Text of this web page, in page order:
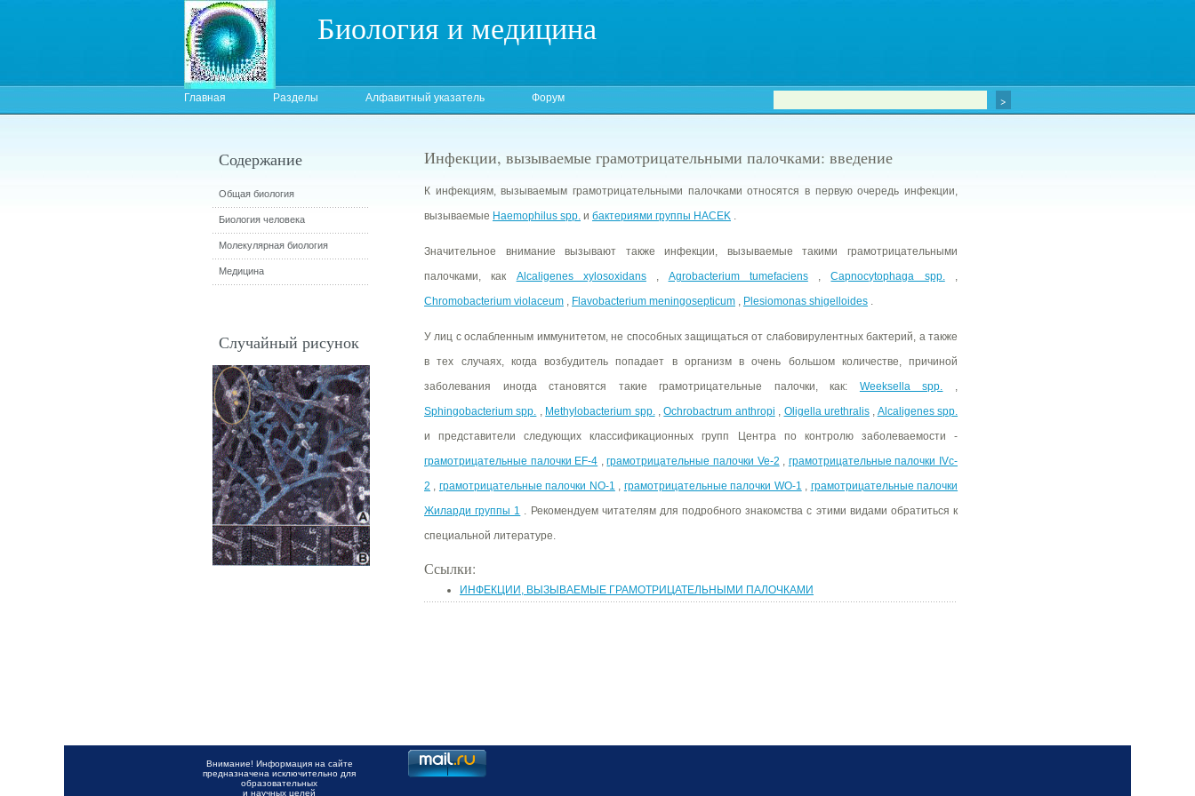
Биология и медицина
Главная Разделы Алфавитный указатель Форум
Инфекции, вызываемые грамотрицательными палочками: введение
К инфекциям, вызываемым грамотрицательными палочками относятся в первую очередь инфекции,
вызываемые Haemophilus spp. и бактериями группы HACEK .
Значительное внимание вызывают также инфекции, вызываемые такими грамотрицательными
палочками, как Alcaligenes xylosoxidans, Agrobacterium tumefaciens,Capnocytophaga spp.,
Chromobacterium violaceum , Flavobacterium meningosepticum , Plesiomonas shigelloides .
У лиц с ослабленным иммунитетом, не способных защищаться от слабовирулентных бактерий, а также
в тех случаях, когда возбудитель попадает в организм в очень большом количестве, причиной
заболевания иногда становятся такие грамотрицательные палочки, как: Weeksella spp. ,
Sphingobacterium spp. , Methylobacterium spp.,Ochrobactrum anthropi , Oligella urethralis, Alcaligenes spp.
и представители следующих классификационных групп Центра по контролю заболеваемости -
грамотрицательные палочки EF-4 ,грамотрицательные палочки Ve-2 , грамотрицательные палочки IVc-
2 , грамотрицательные палочки NO-1 , грамотрицательные палочки WO-1 , грамотрицательные палочки
Жиларди группы 1 . Рекомендуем читателям для подробного знакомства с этими видами обратиться к
специальной литературе.
Ссылки:
ИНФЕКЦИИ, ВЫЗЫВАЕМЫЕ ГРАМОТРИЦАТЕЛЬНЫМИ ПАЛОЧКАМИ
Содержание
Общая биология
Биология человека
Молекулярная биология
Медицина
Случайный рисунок
Внимание! Информация на сайте
предназначена исключительно для
образовательных
и научных целей